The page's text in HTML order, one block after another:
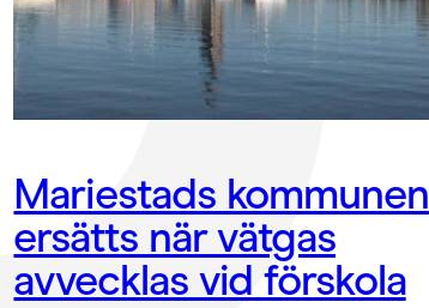
Mariestads kommunen
ersätts när vätgas
avvecklas vid förskola